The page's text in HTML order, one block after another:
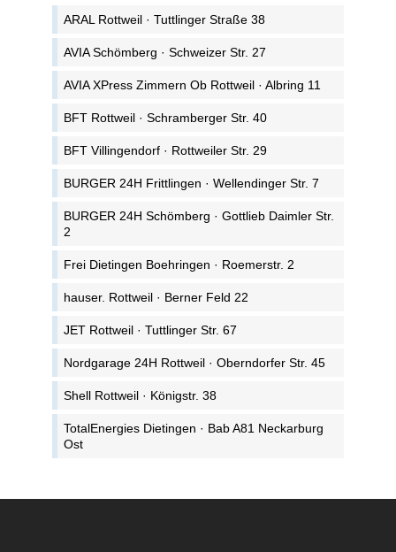
ARAL Rottweil · Tuttlinger Straße 38
AVIA Schömberg · Schweizer Str. 27
AVIA XPress Zimmern Ob Rottweil · Albring 11
BFT Rottweil · Schramberger Str. 40
BFT Villingendorf · Rottweiler Str. 29
BURGER 24H Frittlingen · Wellendinger Str. 7
BURGER 24H Schömberg · Gottlieb Daimler Str.
2
Frei Dietingen Boehringen · Roemerstr. 2
hauser. Rottweil · Berner Feld 22
JET Rottweil · Tuttlinger Str. 67
Nordgarage 24H Rottweil · Oberndorfer Str. 45
Shell Rottweil · Königstr. 38
TotalEnergies Dietingen · Bab A81 Neckarburg
Ost